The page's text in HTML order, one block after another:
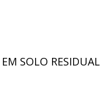
SOLO RESIDUAL